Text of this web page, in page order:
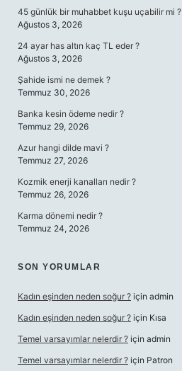
45 günlük bir muhabbet kuşu uçabilir mi ?
Ağustos 3, 2026
24 ayar has altın kaç TL eder ?
Ağustos 3, 2026
Şahide ismi ne demek ?
Temmuz 30, 2026
Banka kesin ödeme nedir ?
Temmuz 29, 2026
Azur hangi dilde mavi ?
Temmuz 27, 2026
Kozmik enerji kanalları nedir ?
Temmuz 26, 2026
Karma dönemi nedir ?
Temmuz 24, 2026
SON YORUMLAR
Kadın eşinden neden soğur ? için admin
Kadın eşinden neden soğur ? için Kısa
Temel varsayımlar nelerdir ? için admin
Temel varsayımlar nelerdir ? için Patron